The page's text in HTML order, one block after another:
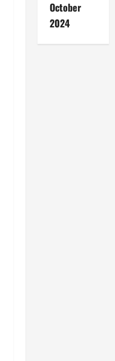
October
2024